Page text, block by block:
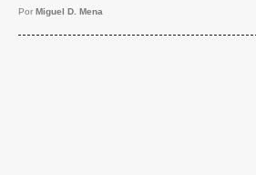
Por Miguel D. Mena